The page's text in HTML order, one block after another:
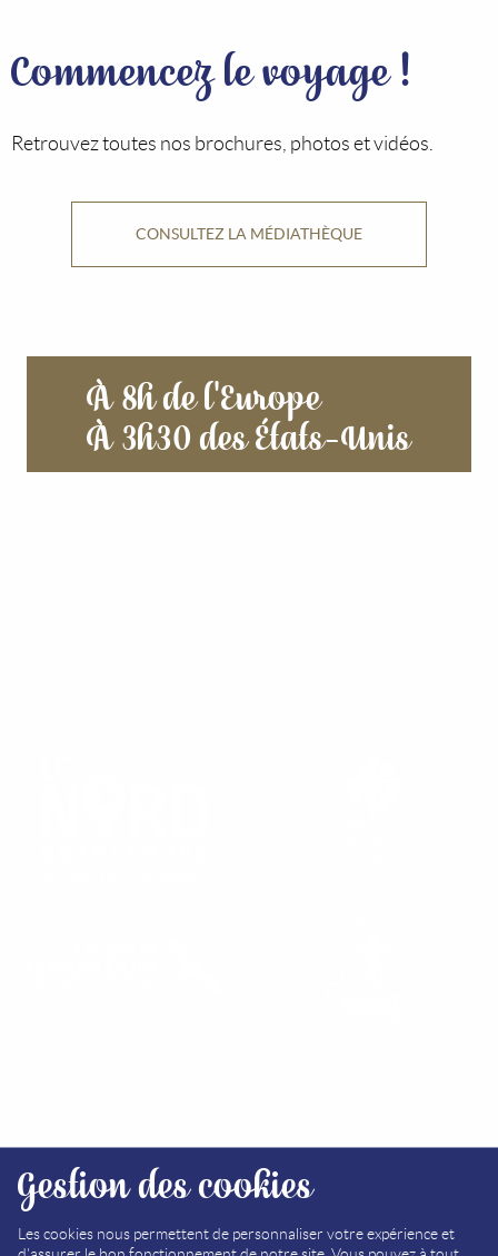
Commencez le voyage !
Retrouvez toutes nos brochures, photos et vidéos.
CONSULTEZ LA MÉDIATHÈQUE
À 8h de l'Europe
À 3h30 des États-Unis
PLAN DU SITE
MÉDIATHÈQUE
Gestion des cookies
Les cookies nous permettent de personnaliser votre expérience et